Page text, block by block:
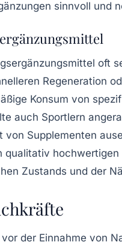
sinnvoll und
oft
Regeneration
Konsum von
auch Sportlern
Supplementen
qualitativ
Zustands und der
der Einnahme von